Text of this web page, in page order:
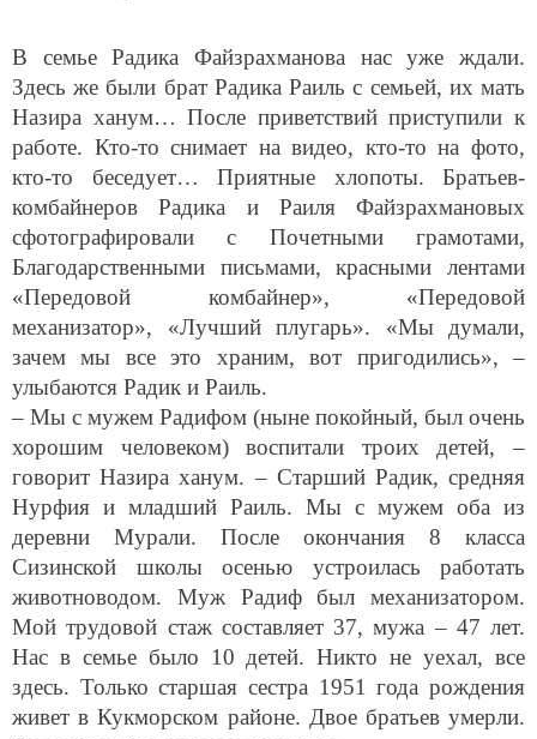
Здесь же были брат Радика Раиль с семьей, их мать
Назира ханум… После приветствий приступили к
работе. Кто-то снимает на видео, кто-то на фото,
кто-то беседует… Приятные хлопоты. Братьев-
комбайнеров Радика и Раиля Файзрахмановых
сфотографировали с Почетными грамотами,
Благодарственными письмами, красными лентами
«Передовой комбайнер», «Передовой
механизатор», «Лучший плугарь». «Мы думали,
зачем мы все это храним, вот пригодились», –
улыбаются Радик и Раиль.
– Мы с мужем Радифом (ныне покойный, был очень
хорошим человеком) воспитали троих детей, –
говорит Назира ханум. – Старший Радик, средняя
Нурфия и младший Раиль. Мы с мужем оба из
деревни Мурали. После окончания 8 класса
Сизинской школы осенью устроилась работать
животноводом. Муж Радиф был механизатором.
Мой трудовой стаж составляет 37, мужа – 47 лет.
Нас в семье было 10 детей. Никто не уехал, все
здесь. Только старшая сестра 1951 года рождения
живет в Кукморском районе. Двое братьев умерли.
Остальные братья и сестры живы.